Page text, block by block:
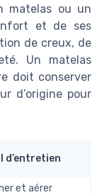
matelas ou un
et de ses
de creux, de
Un matelas
doit conserver
d’origine pour
d’entretien
et aérer